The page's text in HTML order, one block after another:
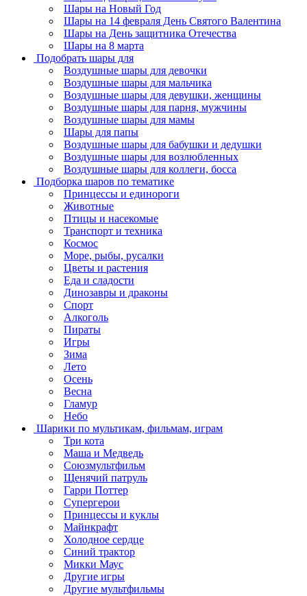
Шары на Новый Год
Шары на 14 февраля День Святого Валентина
Шары на День защитника Отечества
Шары на 8 марта
Подобрать шары для
Воздушные шары для девочки
Воздушные шары для мальчика
Воздушные шары для девушки, женщины
Воздушные шары для парня, мужчины
Воздушные шары для мамы
Шары для папы
Воздушные шары для бабушки и дедушки
Воздушные шары для возлюбленных
Воздушные шары для коллеги, босса
Подборка шаров по тематике
Принцессы и единороги
Животные
Птицы и насекомые
Транспорт и техника
Космос
Море, рыбы, русалки
Цветы и растения
Еда и сладости
Динозавры и драконы
Спорт
Алкоголь
Пираты
Игры
Зима
Лето
Осень
Весна
Гламур
Небо
Шарики по мультикам, фильмам, играм
Три кота
Маша и Медведь
Союзмультфильм
Щенячий патруль
Гарри Поттер
Супергерои
Принцессы и куклы
Майнкрафт
Холодное сердце
Синий трактор
Микки Маус
Другие игры
Другие мультфильмы